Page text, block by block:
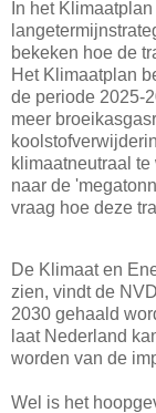
In het
bekeken hoe de
Het Klimaatplan
de periode 2025-
meer
klimaatneutraal
naar de
vraag hoe deze
De Klimaat en
zien, vindt de
2030 gehaald
laat Nederland
worden van de
Wel is het